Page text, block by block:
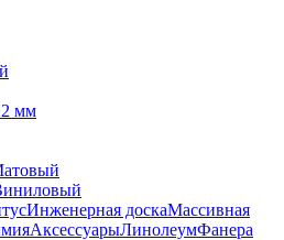
мм
Инженерная доскаМассивная
АксессуарыЛинолеумФанера